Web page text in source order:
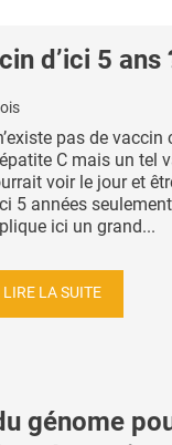
d’ici 5 ans
pas de vaccin
C mais un tel
voir le jour et
5 années
ici un grand...
LIRE LA SUITE
génome